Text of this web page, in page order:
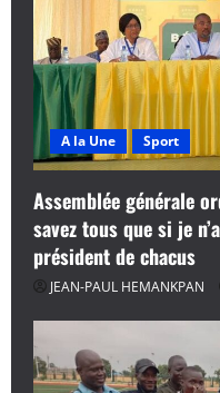
A la Une Sport
Assemblée générale
savez tous que si je
président de chacus
JEAN-PAUL HEMANKPAN